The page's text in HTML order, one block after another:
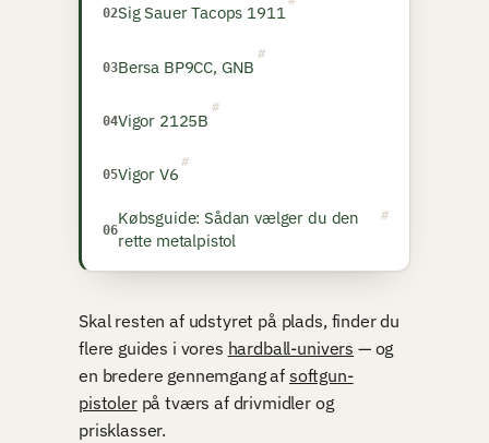
Sig Sauer Tacops 1911
Bersa BP9CC, GNB
Vigor 2125B
Vigor V6
Købsguide: Sådan vælger du den
rette metalpistol
Skal resten af udstyret på plads, finder du
flere guides i vores hardball-univers — og
en bredere gennemgang afsoftgun-
pistolerpå tværs af drivmidler og
prisklasser.